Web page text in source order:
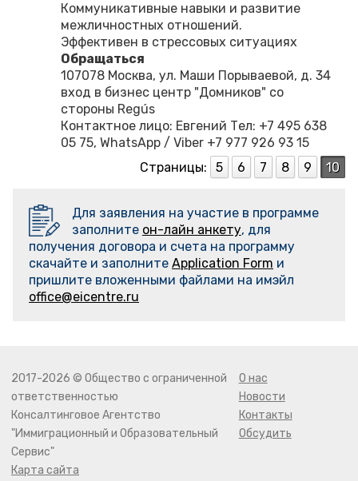
Коммуникативные навыки и развитие
межличностных отношений.
Эффективен в стрессовых ситуациях
Обращаться
107078 Москва, ул. Маши Порываевой, д. 34
вход в бизнес центр "Домников" со
стороны Regús
Контактное лицо: Евгений Тел: +7 495 638
05 75, WhatsApp / Viber +7 977 926 93 15
Страницы:
5 6 7 8 9 10
Для заявления на участие в программе
заполните он-лайн анкету, для
получения договора и счета на программу
скачайте и заполните Application Form и
пришлите вложенными файлами на имэйл
office@eicentre.ru
2017-2026 © Общество с ограниченной
ответственностью
Консалтинговое Агентство
"Иммиграционный и Образовательный
Сервис"
Карта сайта
О нас
Новости
Контакты
Обсудить